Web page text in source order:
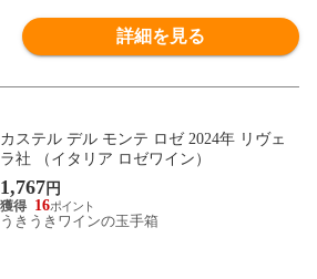
詳細を見る
カステル デル モンテ ロゼ 2024年 リヴェ
ラ社 （イタリア ロゼワイン）
1,767円
16
うきうきワインの玉手箱